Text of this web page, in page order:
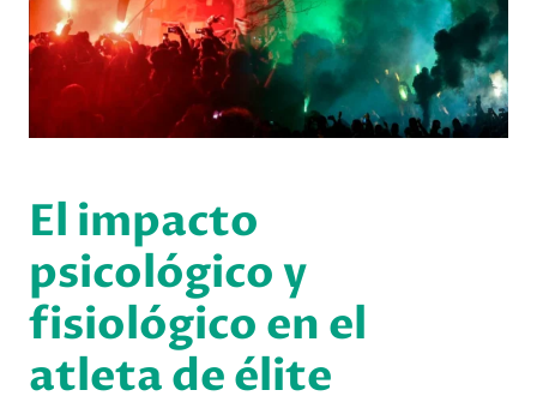
El impacto
psicológico y
fisiológico en el
atleta de élite